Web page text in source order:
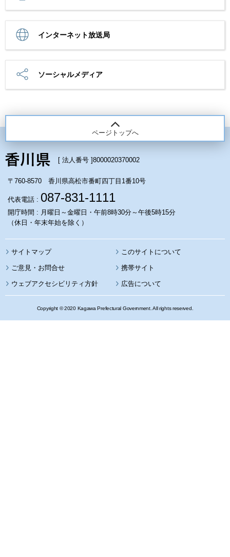
インターネット放送局
ソーシャルメディア
ページトップへ
[ 法人番号 ]8000020370002
〒760-8570 香川県高松市番町四丁目1番10号
代表電話 : 087-831-1111
開庁時間 : 月曜日～金曜日・午前8時30分～午後5時15分
（休日・年末年始を除く）
サイトマップ このサイトについて
携帯サイト
ウェブアクセシビリティ方針 広告について
Copyright © 2020 Kagawa Prefectural Government. All rights reserved.